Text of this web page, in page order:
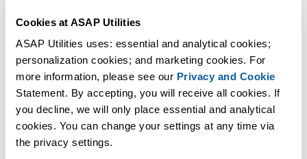
Cookies at ASAP Utilities
ASAP Utilities uses: essential and analytical cookies;
personalization cookies; and marketing cookies. For
more information, please see our Privacy and Cookie
Statement. By accepting, you will receive all cookies. If
you decline, we will only place essential and analytical
cookies. You can change your settings at any time via
the privacy settings.
Des outils pratiques que beaucoup d'utilisateurs d'Excel aimeraient
avoir directement dans Excel.
Gagnez du temps dans Excel. Tout
simplement.